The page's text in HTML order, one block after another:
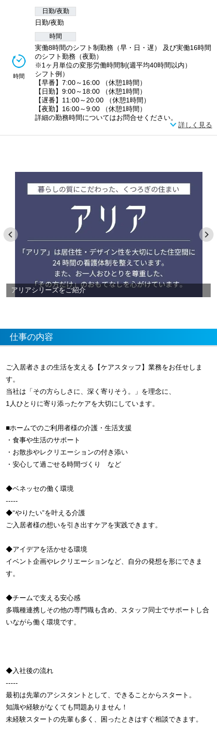
時間
日勤/夜勤
日勤/夜勤
時間
実働8時間のシフト制勤務（早・日・遅） 及び実働16時間
のシフト勤務（夜勤）
※1ヶ月単位の変形労働時間制(週平均40時間以内）
シフト例）
【早番】7:00～16:00 （休憩1時間）
【日勤】9:00～18:00 （休憩1時間）
【遅番】11:00～20:00 （休憩1時間）
【夜勤】16:00～9:00 （休憩1時間）
詳細の勤務時間についてはお問合せください。
詳しく見る
アリアシリーズをご紹介
仕事の内容
ご入居者さまの生活を支える【ケアスタッフ】業務をお任せしま
す。
当社は「その方らしさに、深く寄りそう。」を理念に、
1人ひとりに寄り添ったケアを大切にしています。
■ホームでのご利用者様の介護・生活支援
・食事や生活のサポート
・お散歩やレクリエーションの付き添い
・安心して過ごせる時間づくり など
◆ベネッセの働く環境
-----
◆“やりたい”を叶える介護
ご入居者様の想いを引き出すケアを実践できます。
◆アイデアを活かせる環境
イベント企画やレクリエーションなど、自分の発想を形にできま
す。
◆チームで支える安心感
多職種連携しその他の専門職も含め、スタッフ同士でサポートし合
いながら働く環境です。
◆入社後の流れ
-----
最初は先輩のアシスタントとして、できることからスタート。
知識や経験がなくても問題ありません！
未経験スタートの先輩も多く、困ったときはすぐ相談できます。